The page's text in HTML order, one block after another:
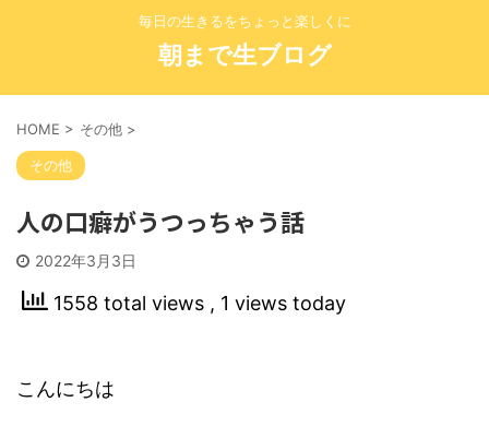
毎日の生きるをちょっと楽しくに
朝まで生ブログ
HOME > その他 >
その他
人の口癖がうつっちゃう話
2022年3月3日
1558 total views , 1 views today
こんにちは